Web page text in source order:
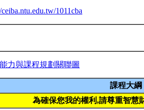
1011cba
力與課程規劃關聯圖
課程大綱
為確保您我的權利,請尊重智慧